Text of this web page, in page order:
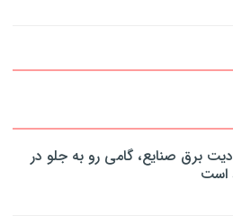
برق صنایع، گامی رو به جلو در
است